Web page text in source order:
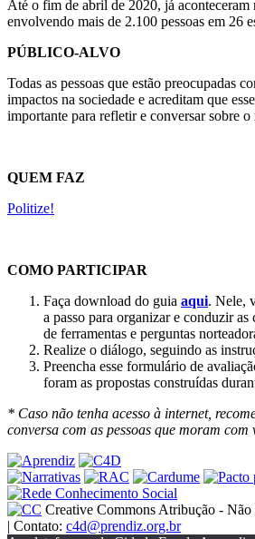
Até o fim de abril de 2020, já aconteceram
envolvendo mais de 2.100 pessoas em 26
PÚBLICO-ALVO
Todas as pessoas que estão preocupadas
impactos na sociedade e acreditam que
importante para refletir e conversar sobre
QUEM FAZ
Politize!
COMO PARTICIPAR
Faça download do guia aqui. Nele,
a passo para organizar e conduzir as
de ferramentas e perguntas
Realize o diálogo, seguindo as
Preencha esse formulário de
foram as propostas construídas
* Caso não tenha acesso à internet,
conversa com as pessoas que moram com
Creative Commons Atribução -
| Contato: c4d@prendiz.org.br